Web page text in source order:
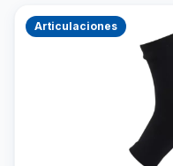
Articulaciones